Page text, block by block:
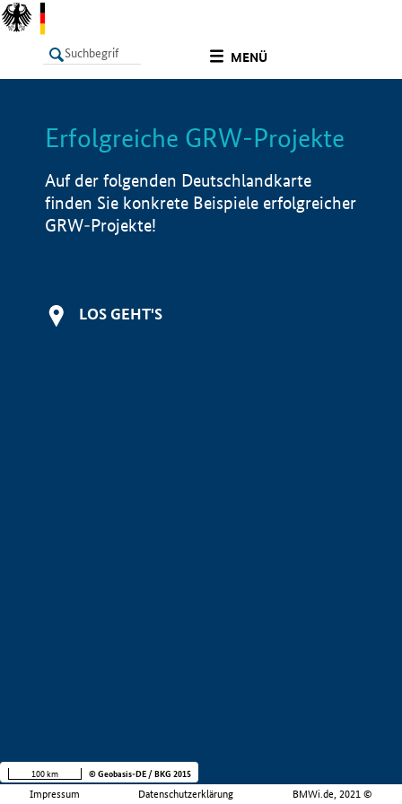
MENÜ
LISTE Info
Erfolgreiche GRW-Projekte
Auf der folgenden Deutschlandkarte
finden Sie konkrete Beispiele erfolgreicher
GRW-Projekte!
LOS GEHT'S
Impressum Datenschutzerklärung BMWi.de, 2021 ©
100 km © Geobasis-DE / BKG 2015